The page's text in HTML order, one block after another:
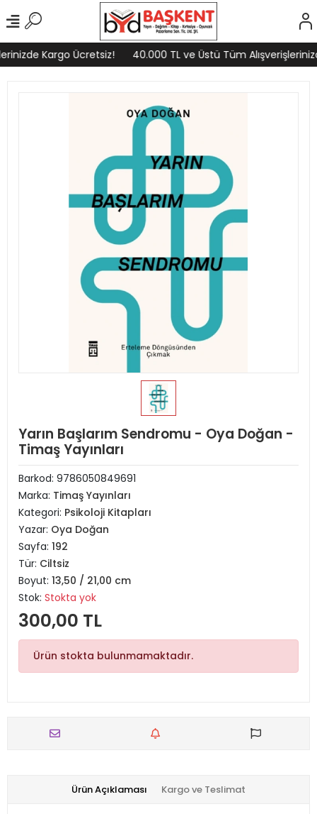
Kargo Ücretsiz! 40.000 TL ve Üstü Tüm
Yarın Başlarım Sendromu - Oya Doğan -
Timaş Yayınları
Barkod: 9786050849691
Marka: Timaş Yayınları
Kategori: Psikoloji Kitapları
Yazar: Oya Doğan
Sayfa: 192
Tür: Ciltsiz
Boyut: 13,50 / 21,00 cm
Stok: Stokta yok
300,00 TL
Ürün stokta bulunmamaktadır.
Ürün Açıklaması Kargo ve Teslimat